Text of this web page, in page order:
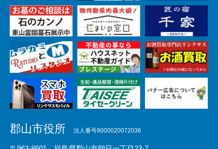
郡山市役所 法人番号9000020072036